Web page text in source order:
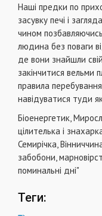
Наші предки по
засувку печі і
чином
людина без поваги
де вони знайшли
закінчитися вельми
правила
навідуватися туди
Біоенергетик,
цілителька і
Семирічка,
забобони,
поминальні дні"
Теги: